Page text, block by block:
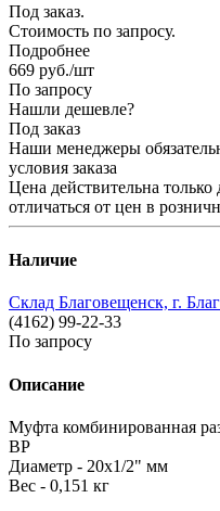
Под заказ.
Стоимость по запросу.
Подробнее
669 руб./шт
По запросу
Нашли дешевле?
Под заказ
Наши менеджеры
условия заказа
Цена действительна
отличаться от цен в
Наличие
Склад Благовещенск, г.
(4162) 99-22-33
По запросу
Описание
Муфта комбинированная
ВР
Диаметр - 20х1/2" мм
Вес - 0,151 кг